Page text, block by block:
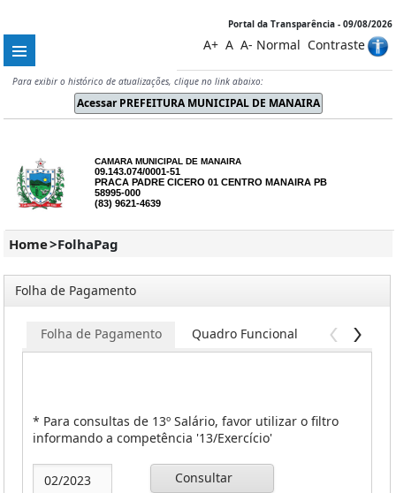
Portal da Transparência - 09/08/2026
A+ A A- Normal Contraste
Para exibir o histórico de atualizações, clique no link abaixo:
CAMARA MUNICIPAL DE MANAIRA
09.143.074/0001-51
PRACA PADRE CICERO 01 CENTRO MANAIRA PB
58995-000
(83) 9621-4639
Home>FolhaPag
Folha de Pagamento
Folha de Pagamento Quadro Funcional
* Para consultas de 13º Salário, favor utilizar o filtro
informando a competência '13/Exercício'
Consultar